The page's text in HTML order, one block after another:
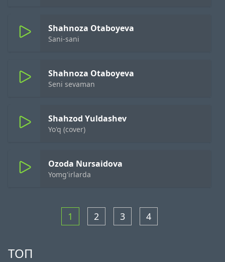
ТОП
Shahnoza Otaboyeva
Sani-sani
Shahnoza Otaboyeva
Seni sevaman
Shahzod Yuldashev
Yo'q (cover)
Ozoda Nursaidova
Yomg'irlarda
1 2 3 4